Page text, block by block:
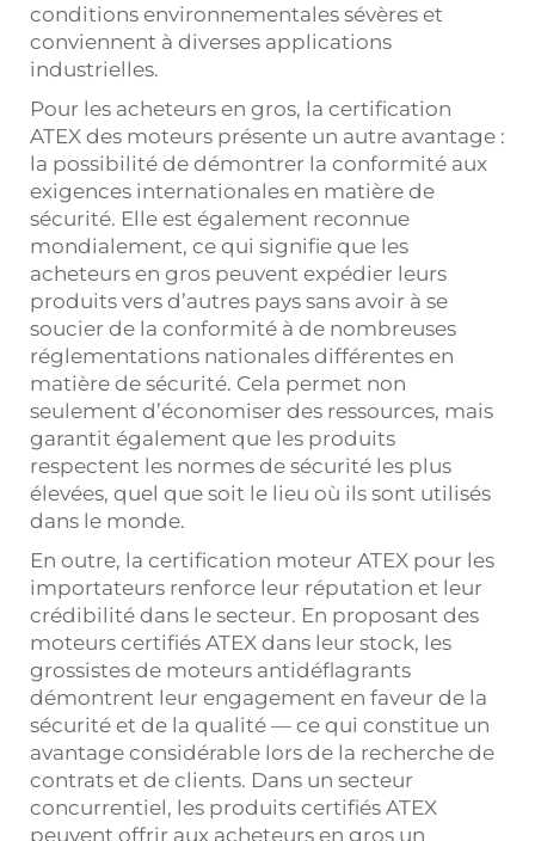
conditions environnementales sévères et
conviennent à diverses applications
industrielles.
Pour les acheteurs en gros, la certification
ATEX des moteurs présente un autre avantage :
la possibilité de démontrer la conformité aux
exigences internationales en matière de
sécurité. Elle est également reconnue
mondialement, ce qui signifie que les
acheteurs en gros peuvent expédier leurs
produits vers d’autres pays sans avoir à se
soucier de la conformité à de nombreuses
réglementations nationales différentes en
matière de sécurité. Cela permet non
seulement d’économiser des ressources, mais
garantit également que les produits
respectent les normes de sécurité les plus
élevées, quel que soit le lieu où ils sont utilisés
dans le monde.
En outre, la certification moteur ATEX pour les
importateurs renforce leur réputation et leur
crédibilité dans le secteur. En proposant des
moteurs certifiés ATEX dans leur stock, les
grossistes de moteurs antidéflagrants
démontrent leur engagement en faveur de la
sécurité et de la qualité — ce qui constitue un
avantage considérable lors de la recherche de
contrats et de clients. Dans un secteur
concurrentiel, les produits certifiés ATEX
peuvent offrir aux acheteurs en gros un